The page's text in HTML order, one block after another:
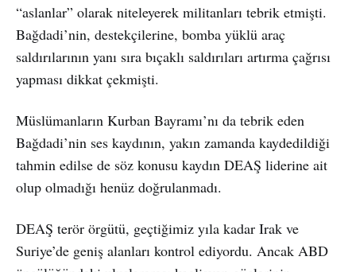
“aslanlar” olarak niteleyerek militanları tebrik etmişti.
Bağdadi’nin, destekçilerine, bomba yüklü araç
saldırılarının yanı sıra bıçaklı saldırıları artırma çağrısı
yapması dikkat çekmişti.
Müslümanların Kurban Bayramı’nı da tebrik eden
Bağdadi’nin ses kaydının, yakın zamanda kaydedildiği
tahmin edilse de söz konusu kaydın DEAŞ liderine ait
olup olmadığı henüz doğrulanmadı.
DEAŞ terör örgütü, geçtiğimiz yıla kadar Irak ve
Suriye’de geniş alanları kontrol ediyordu. Ancak ABD